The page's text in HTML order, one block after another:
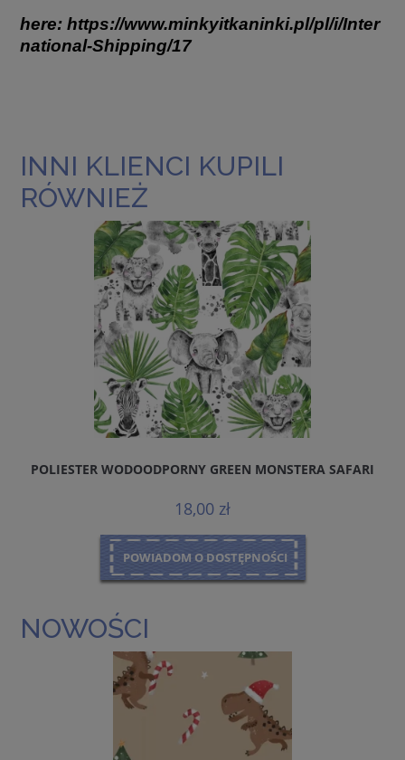
here: https://www.minkyitkaninki.pl/pl/i/Inter
national-Shipping/17
INNI KLIENCI KUPILI
RÓWNIEŻ
POLIESTER WODOODPORNY GREEN MONSTERA SAFARI
18,00 zł
POWIADOM O DOSTĘPNOŚCI
NOWOŚCI